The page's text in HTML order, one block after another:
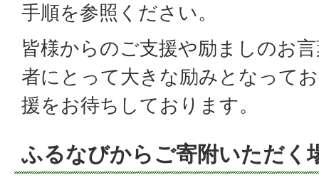
手順を参照ください。
皆様からのご支援や励ましのお
者にとって大きな励みとなって
援をお待ちしております。
ふるなびからご寄附いただく